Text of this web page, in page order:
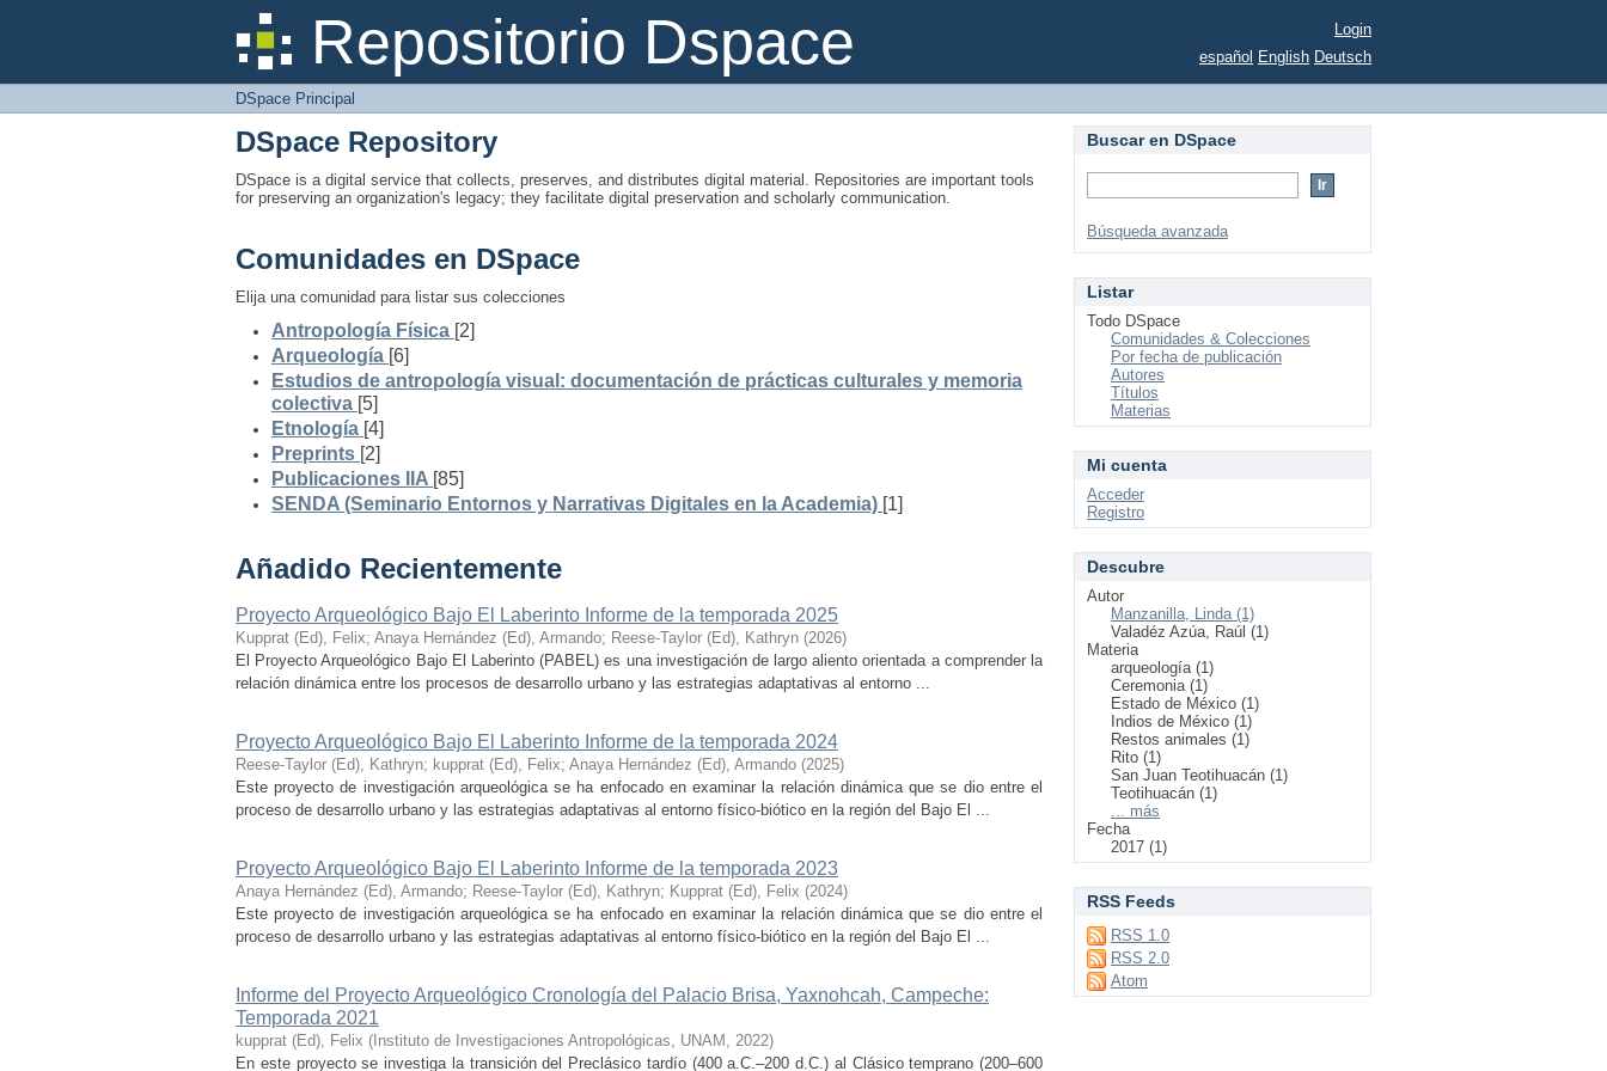
Repositorio Dspace
DSpace Principal
Login
español English Deutsch
DSpace Principal
DSpace Repository
DSpace is a digital service that collects, preserves, and distributes digital material. Repositories are important tools
for preserving an organization's legacy; they facilitate digital preservation and scholarly communication.
Comunidades en DSpace
Elija una comunidad para listar sus colecciones
Antropología Física [2]
Arqueología [6]
Estudios de antropología visual: documentación de prácticas culturales y memoria
colectiva [5]
Etnología [4]
Preprints [2]
Publicaciones IIA [85]
SENDA (Seminario Entornos y Narrativas Digitales en la Academia) [1]
Añadido Recientemente
Proyecto Arqueológico Bajo El Laberinto Informe de la temporada 2025
Kupprat (Ed), Felix; Anaya Hernández (Ed), Armando; Reese-Taylor (Ed), Kathryn (2026)
El Proyecto Arqueológico Bajo El Laberinto (PABEL) es una investigación de largo aliento orientada a comprender la
relación dinámica entre los procesos de desarrollo urbano y las estrategias adaptativas al entorno ...
Proyecto Arqueológico Bajo El Laberinto Informe de la temporada 2024
Reese-Taylor (Ed), Kathryn; kupprat (Ed), Felix; Anaya Hernández (Ed), Armando (2025)
Este proyecto de investigación arqueológica se ha enfocado en examinar la relación dinámica que se dio entre el
proceso de desarrollo urbano y las estrategias adaptativas al entorno físico-biótico en la región del Bajo El ...
Proyecto Arqueológico Bajo El Laberinto Informe de la temporada 2023
Anaya Hernández (Ed), Armando; Reese-Taylor (Ed), Kathryn; Kupprat (Ed), Felix (2024)
Este proyecto de investigación arqueológica se ha enfocado en examinar la relación dinámica que se dio entre el
proceso de desarrollo urbano y las estrategias adaptativas al entorno físico-biótico en la región del Bajo El ...
Informe del Proyecto Arqueológico Cronología del Palacio Brisa, Yaxnohcah, Campeche:
Temporada 2021
kupprat (Ed), Felix ( Instituto de Investigaciones Antropológicas, UNAM , 2022)
En este proyecto se investiga la transición del Preclásico tardío (400 a.C.–200 d.C.) al Clásico temprano (200–600
Buscar en DSpace
Búsqueda avanzada
Listar
Todo DSpace
Comunidades & Colecciones
Por fecha de publicación
Autores
Títulos
Materias
Mi cuenta
Acceder
Registro
Descubre
Autor
Manzanilla, Linda (1)
Valadéz Azúa, Raúl (1)
Materia
arqueología (1)
Ceremonia (1)
Estado de México (1)
Indios de México (1)
Restos animales (1)
Rito (1)
San Juan Teotihuacán (1)
Teotihuacán (1)
... más
Fecha
2017 (1)
RSS Feeds
RSS 1.0
RSS 2.0
Atom